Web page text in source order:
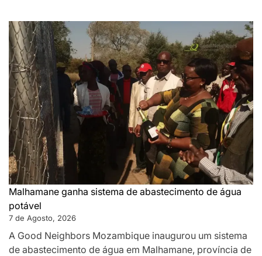
Malhamane ganha sistema de abastecimento de água
potável
7 de Agosto, 2026
A Good Neighbors Mozambique inaugurou um sistema
de abastecimento de água em Malhamane, província de